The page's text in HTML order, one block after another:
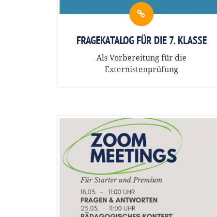
FRAGEKATALOG FÜR DIE 7. KLASSE
Als Vorbereitung für die
Externistenprüfung